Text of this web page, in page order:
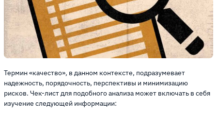
Термин «качество», в данном контексте, подразумевает
надежность, порядочность, перспективы и минимизацию
рисков. Чек-лист для подобного анализа может включать в себя
изучение следующей информации: